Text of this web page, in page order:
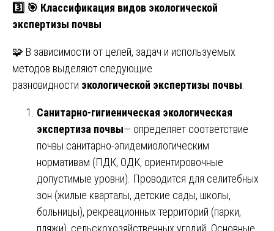
3️⃣ 🎯 Классификация видов экологической
экспертизы почвы
🧩 В зависимости от целей, задач и используемых
методов выделяют следующие
разновидности экологической экспертизы почвы:
Санитарно-гигиеническая экологическая
экспертиза почвы— определяет соответствие
почвы санитарно-эпидемиологическим
нормативам (ПДК, ОДК, ориентировочные
допустимые уровни). Проводится для селитебных
зон (жилые кварталы, детские сады, школы,
больницы), рекреационных территорий (парки,
пляжи), сельскохозяйственных угодий. Основные